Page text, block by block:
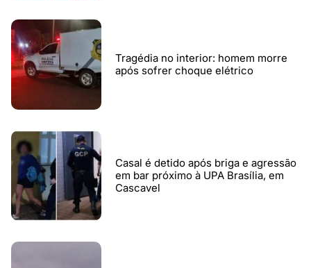
Tragédia no interior: homem morre
após sofrer choque elétrico
Casal é detido após briga e agressão
em bar próximo à UPA Brasília, em
Cascavel